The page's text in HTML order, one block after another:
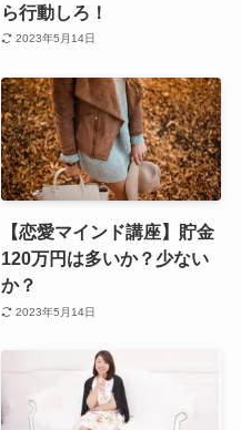
ら行動しろ！
2023年5月14日
【恋愛マインド講座】貯金
120万円は多いか？少ない
か？
2023年5月14日